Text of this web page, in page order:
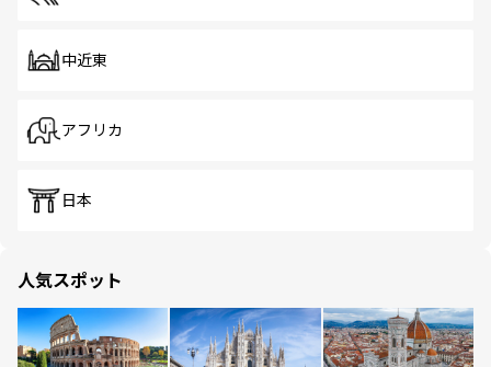
中近東
アフリカ
日本
人気スポット